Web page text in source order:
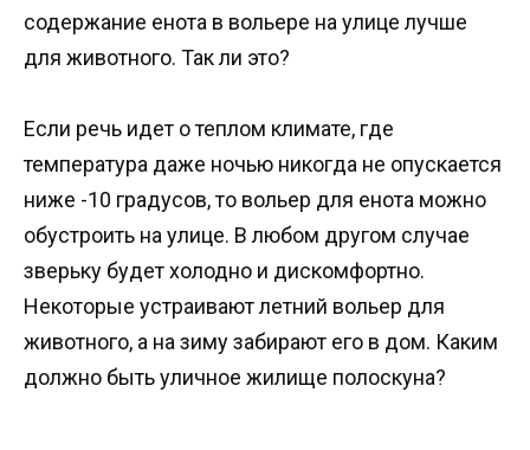
содержание енота в вольере на улице лучше
для животного. Так ли это?
Если речь идет о теплом климате, где
температура даже ночью никогда не опускается
ниже -10 градусов, то вольер для енота можно
обустроить на улице. В любом другом случае
зверьку будет холодно и дискомфортно.
Некоторые устраивают летний вольер для
животного, а на зиму забирают его в дом. Каким
должно быть уличное жилище полоскуна?